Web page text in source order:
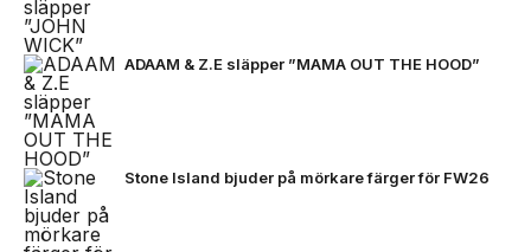
ADAAM & Z.E släpper ”MAMA OUT THE HOOD”
Stone Island bjuder på mörkare färger för FW26